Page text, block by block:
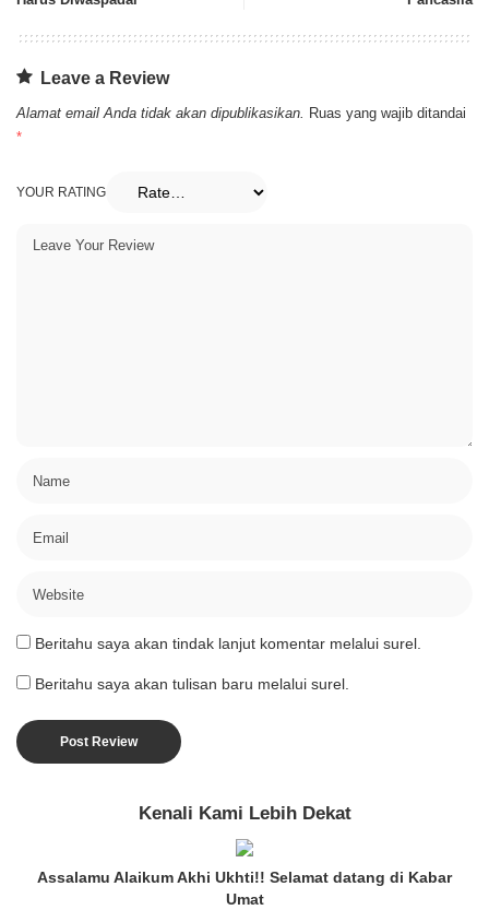
Leave a Review
Alamat email Anda tidak akan dipublikasikan. Ruas yang wajib ditandai
*
YOUR RATING
Beritahu saya akan tindak lanjut komentar melalui surel.
Beritahu saya akan tulisan baru melalui surel.
Kenali Kami Lebih Dekat
Assalamu Alaikum Akhi Ukhti!! Selamat datang di Kabar
Umat